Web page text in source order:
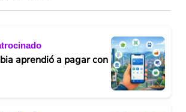
aprendió a pagar con